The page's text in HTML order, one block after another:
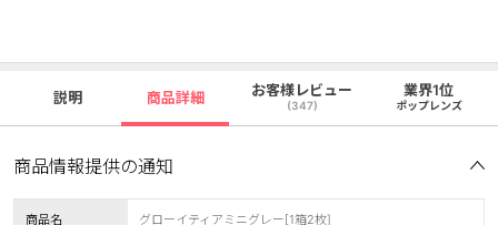
説明 商品詳細 お客様レビュー
(347)
業界1位
ポップレンズ
商品情報提供の通知
商品名 グローイティアミニグレー[1箱2枚]